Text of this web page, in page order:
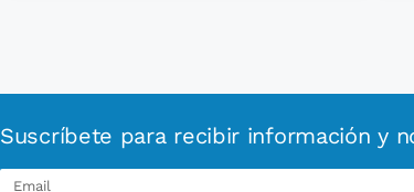
Suscríbete para recibir información y